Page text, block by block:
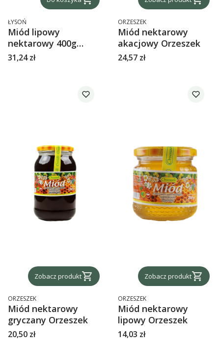
PRODUCENT
ŁYSOŃ
Miód lipowy
nektarowy 400g
Łysoń Słoik TWIST
Cena
31,24 zł
PRODUCENT
ORZESZEK
Miód nektarowy
akacjowy Orzeszek
Cena
24,57 zł
Zobacz produkt
PRODUCENT
ORZESZEK
Miód nektarowy
gryczany Orzeszek
Cena
20,50 zł
Zobacz produkt
PRODUCENT
ORZESZEK
Miód nektarowy
lipowy Orzeszek
Cena
14,03 zł